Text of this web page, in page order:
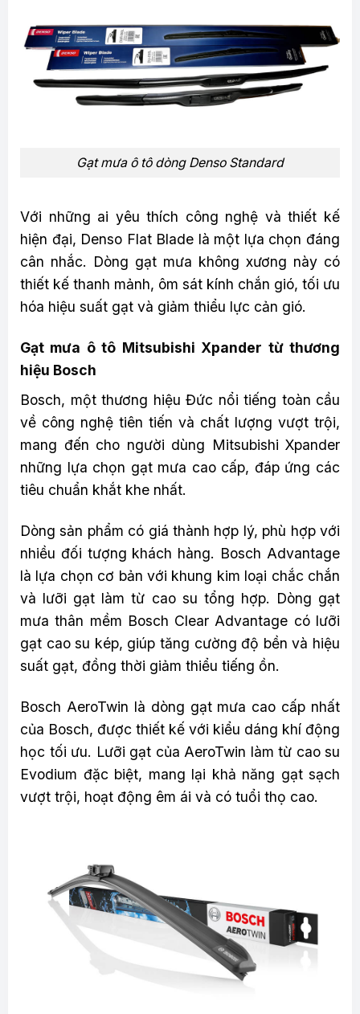
Gạt mưa ô tô dòng Denso Standard
Với những ai yêu thích công nghệ và thiết kế
hiện đại, Denso Flat Blade là một lựa chọn đáng
cân nhắc. Dòng gạt mưa không xương này có
thiết kế thanh mảnh, ôm sát kính chắn gió, tối ưu
hóa hiệu suất gạt và giảm thiểu lực cản gió.
Gạt mưa ô tô Mitsubishi Xpander từ thương
hiệu Bosch
Bosch, một thương hiệu Đức nổi tiếng toàn cầu
về công nghệ tiên tiến và chất lượng vượt trội,
mang đến cho người dùng Mitsubishi Xpander
những lựa chọn gạt mưa cao cấp, đáp ứng các
tiêu chuẩn khắt khe nhất.
Dòng sản phẩm có giá thành hợp lý, phù hợp với
nhiều đối tượng khách hàng. Bosch Advantage
là lựa chọn cơ bản với khung kim loại chắc chắn
và lưỡi gạt làm từ cao su tổng hợp. Dòng gạt
mưa thân mềm Bosch Clear Advantage có lưỡi
gạt cao su kép, giúp tăng cường độ bền và hiệu
suất gạt, đồng thời giảm thiểu tiếng ồn.
Bosch AeroTwin là dòng gạt mưa cao cấp nhất
của Bosch, được thiết kế với kiểu dáng khí động
học tối ưu. Lưỡi gạt của AeroTwin làm từ cao su
Evodium đặc biệt, mang lại khả năng gạt sạch
vượt trội, hoạt động êm ái và có tuổi thọ cao.